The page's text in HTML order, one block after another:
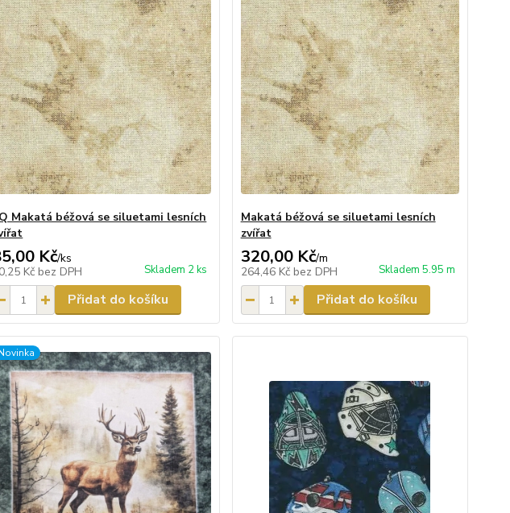
Makatá béžová se siluetami lesních
Kč/ks
Kč bez DPH Skladem 2 ks
Přidat do košíku
Makatá béžová se siluetami lesních
zvířat
320,00 Kč/m
264,46 Kč bez DPH Skladem 5.95 m
Přidat do košíku